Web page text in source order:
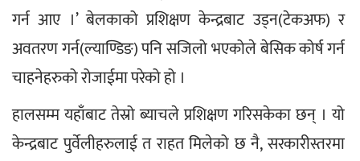
गर्न आए ।’ बेलकाको प्रशिक्षण केन्द्रबाट उड्न(टेकअफ) र
अवतरण गर्न(ल्याण्डिङ) पनि सजिलो भएकोले बेसिक कोर्ष गर्न
चाहनेहरुको रोजाईमा परेको हो ।
हालसम्म यहाँबाट तेस्रो ब्याचले प्रशिक्षण गरिसकेका छन् । यो
केन्द्रबाट पुर्वेलीहरुलाई त राहत मिलेको छ नै, सरकारीस्तरमा